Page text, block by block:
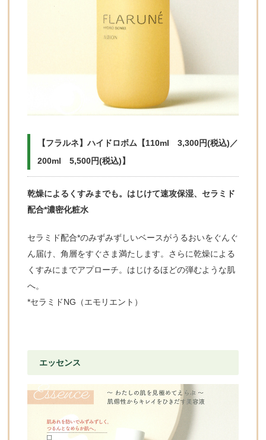
【フラルネ】ハイドロボム【110ml 3,300円(税込)／
200ml 5,500円(税込)】
乾燥によるくすみまでも。はじけて速攻保湿、セラミド
配合*濃密化粧水
セラミド配合*のみずみずしいベースがうるおいをぐんぐ
ん届け、角層をすぐさま満たします。さらに乾燥による
くすみにまでアプローチ。はじけるほどの弾むような肌
へ。
*セラミドNG（エモリエント）
エッセンス